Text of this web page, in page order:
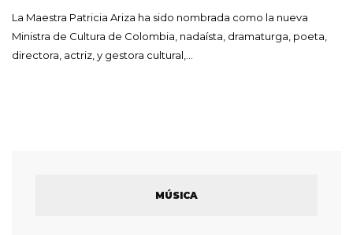
La Maestra Patricia Ariza ha sido nombrada como la nueva
Ministra de Cultura de Colombia, nadaísta, dramaturga, poeta,
directora, actriz, y gestora cultural,…
MÚSICA